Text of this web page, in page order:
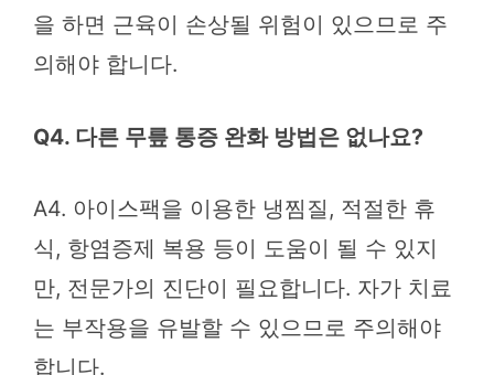
을 하면 근육이 손상될 위험이 있으므로 주
의해야 합니다.
Q4. 다른 무릎 통증 완화 방법은 없나요?
A4. 아이스팩을 이용한 냉찜질, 적절한 휴
식, 항염증제 복용 등이 도움이 될 수 있지
만, 전문가의 진단이 필요합니다. 자가 치료
는 부작용을 유발할 수 있으므로 주의해야
합니다.